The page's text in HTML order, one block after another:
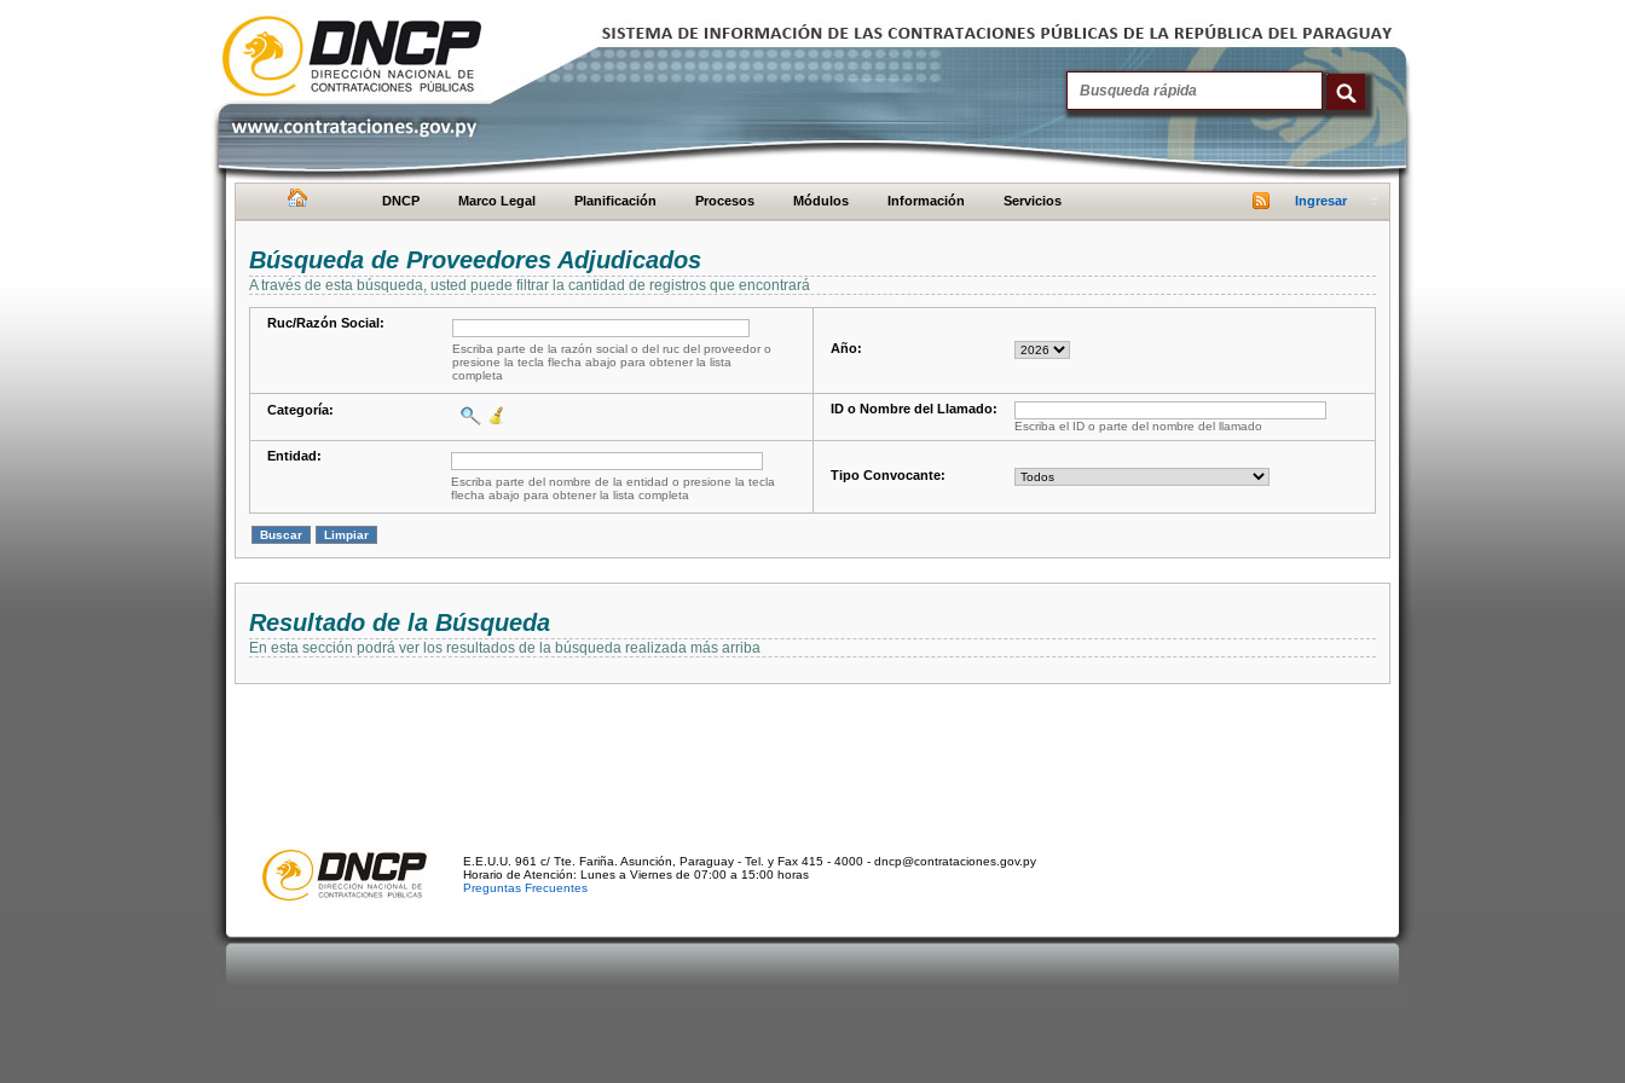
DNCP Marco Legal Planificación Procesos Módulos Información Servicios Ingresar
Búsqueda de Proveedores Adjudicados
A través de esta búsqueda, usted puede filtrar la cantidad de registros que encontrará
Ruc/Razón Social:
Escriba parte de la razón social o del ruc del proveedor o
presione la tecla flecha abajo para obtener la lista
completa
Año:
Categoría: ID o Nombre del Llamado:
Escriba el ID o parte del nombre del llamado
Entidad:
Escriba parte del nombre de la entidad o presione la tecla
flecha abajo para obtener la lista completa
Tipo Convocante:
Resultado de la Búsqueda
En esta sección podrá ver los resultados de la búsqueda realizada más arriba
E.E.U.U. 961 c/ Tte. Fariña. Asunción, Paraguay - Tel. y Fax 415 - 4000 - dncp@contrataciones.gov.py
Horario de Atención: Lunes a Viernes de 07:00 a 15:00 horas
Preguntas Frecuentes